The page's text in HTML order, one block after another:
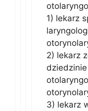
1) lekarz
2) lekarz
3) lekarz